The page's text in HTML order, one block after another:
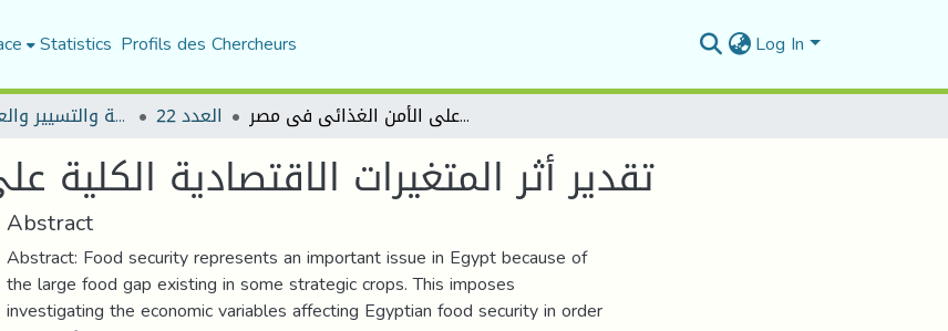
Statistics Profils des Chercheurs Log In
مجلة العلوم الاقتصادية والتسيير والعلوم التجارية العدد 22 تقدير أثر المتغيرات الاقتصادية الكلية على الأمن الغذائى فى مصر
تقدير أثر المتغيرات الاقتصادية
Abstract
Abstract: Food security represents an important issue in Egypt because of
the large food gap existing in some strategic crops. This imposes
investigating the economic variables affecting Egyptian food security in order